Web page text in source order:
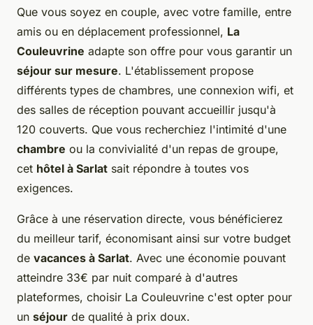
Que vous soyez en couple, avec votre famille, entre
amis ou en déplacement professionnel, La
Couleuvrine adapte son offre pour vous garantir un
séjour sur mesure. L'établissement propose
différents types de chambres, une connexion wifi, et
des salles de réception pouvant accueillir jusqu'à
120 couverts. Que vous recherchiez l'intimité d'une
chambre ou la convivialité d'un repas de groupe,
cet hôtel à Sarlat sait répondre à toutes vos
exigences.
Grâce à une réservation directe, vous bénéficierez
du meilleur tarif, économisant ainsi sur votre budget
de vacances à Sarlat. Avec une économie pouvant
atteindre 33€ par nuit comparé à d'autres
plateformes, choisir La Couleuvrine c'est opter pour
un séjour de qualité à prix doux.